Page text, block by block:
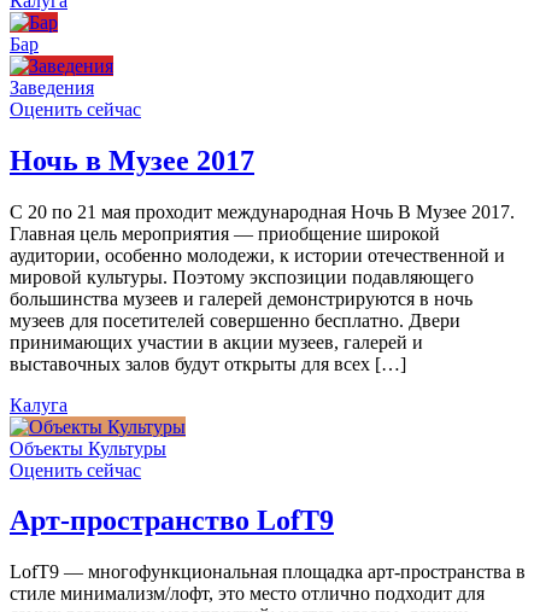
Бар
Заведения
Оценить сейчас
Ночь в Музее 2017
С 20 по 21 мая проходит международная Ночь В Музее 2017.
Главная цель мероприятия — приобщение широкой
аудитории, особенно молодежи, к истории отечественной и
мировой культуры. Поэтому экспозиции подавляющего
большинства музеев и галерей демонстрируются в ночь
музеев для посетителей совершенно бесплатно. Двери
принимающих участии в акции музеев, галерей и
выставочных залов будут открыты для всех […]
Калуга
Объекты Культуры
Оценить сейчас
Арт-пространство LofT9
LofT9 — многофункциональная площадка арт-пространства в
стиле минимализм/лофт, это место отлично подходит для